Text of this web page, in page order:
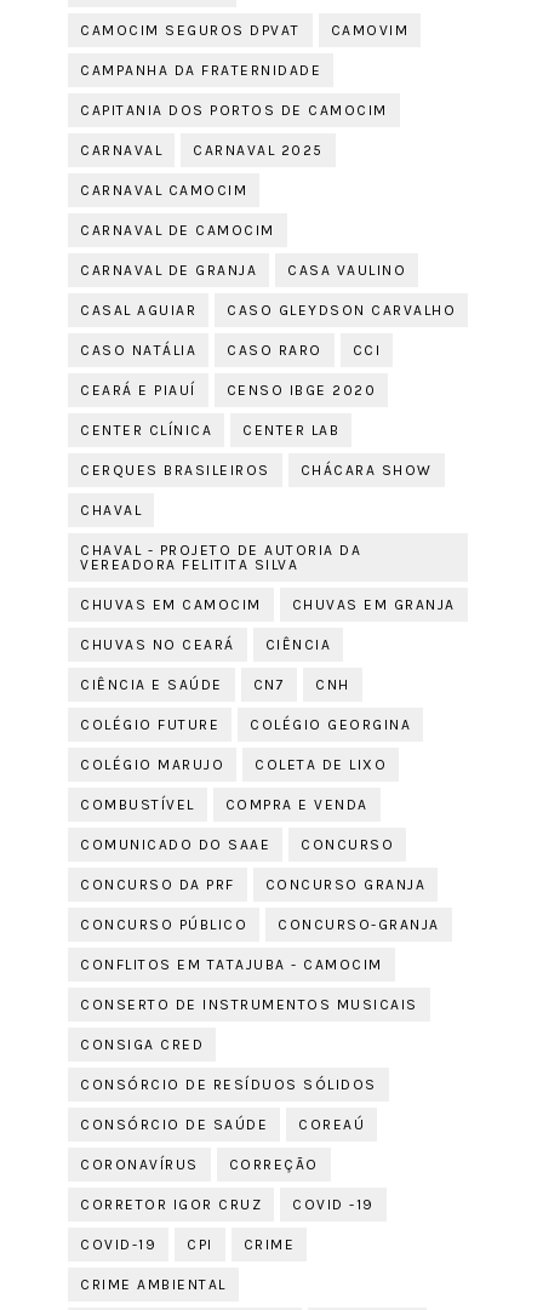
CAMOCIM SEGUROS DPVAT CAMOVIM
CAMPANHA DA FRATERNIDADE
CAPITANIA DOS PORTOS DE CAMOCIM
CARNAVAL CARNAVAL 2025
CARNAVAL CAMOCIM
CARNAVAL DE CAMOCIM
CARNAVAL DE GRANJA CASA VAULINO
CASAL AGUIAR CASO GLEYDSON CARVALHO
CASO NATÁLIA CASO RARO CCI
CEARÁ E PIAUÍ CENSO IBGE 2020
CENTER CLÍNICA CENTER LAB
CERQUES BRASILEIROS CHÁCARA SHOW
CHAVAL
CHAVAL - PROJETO DE AUTORIA DA
VEREADORA FELITITA SILVA
CHUVAS EM CAMOCIM CHUVAS EM GRANJA
CHUVAS NO CEARÁ CIÊNCIA
CIÊNCIA E SAÚDE CN7 CNH
COLÉGIO FUTURE COLÉGIO GEORGINA
COLÉGIO MARUJO COLETA DE LIXO
COMBUSTÍVEL COMPRA E VENDA
COMUNICADO DO SAAE CONCURSO
CONCURSO DA PRF CONCURSO GRANJA
CONCURSO PÚBLICO CONCURSO-GRANJA
CONFLITOS EM TATAJUBA - CAMOCIM
CONSERTO DE INSTRUMENTOS MUSICAIS
CONSIGA CRED
CONSÓRCIO DE RESÍDUOS SÓLIDOS
CONSÓRCIO DE SAÚDE COREAÚ
CORONAVÍRUS CORREÇÃO
CORRETOR IGOR CRUZ COVID -19
COVID-19 CPI CRIME
CRIME AMBIENTAL